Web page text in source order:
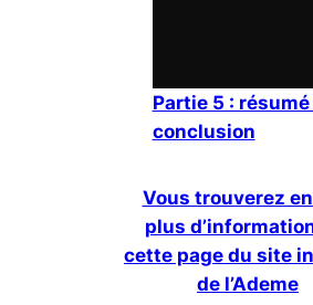
Partie 5 : résumé
conclusion
Vous trouverez
plus
cette page du site
de l’Ademe